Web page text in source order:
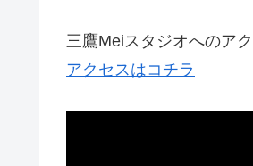
三鷹Meiスタジオへのア
アクセスはコチラ